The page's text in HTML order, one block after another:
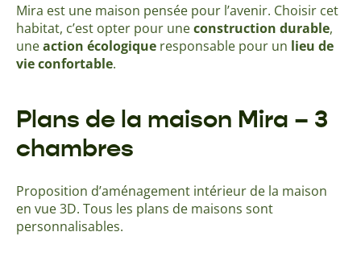
Mira est une maison pensée pour l’avenir. Choisir cet
habitat, c’est opter pour uneconstruction durable,
uneaction écologique responsable pour un lieu de
vie confortable.
Plans de la maison Mira – 3
chambres
Proposition d’aménagement intérieur de la maison
en vue 3D. Tous les plans de maisons sont
personnalisables.